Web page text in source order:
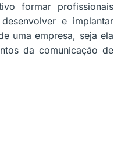
formar profissionais
e implantar
uma empresa, seja ela
da comunicação de